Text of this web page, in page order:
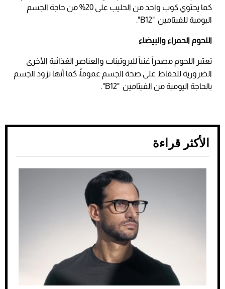
كما يحتوي كوب واحد من الحليب على 20% من حاجة الجسم
اليومية للفيتامين "12
B
".
اللحوم الحمراء والبيضاء
تعتبر اللحوم مصدراً غنياً للبروتينات والعناصر الغذائية الأخرى
الضرورية للحفاظ على صحة الجسم عموماً، كما أنها تزود الجسم
بالحاجة اليومية من الفيتامين "12
B
".
الأكثر قراءة